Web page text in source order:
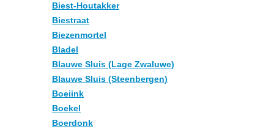
Biest-Houtakker
Biestraat
Biezenmortel
Bladel
Blauwe Sluis (Lage Zwaluwe)
Blauwe Sluis (Steenbergen)
Boeiink
Boekel
Boerdonk